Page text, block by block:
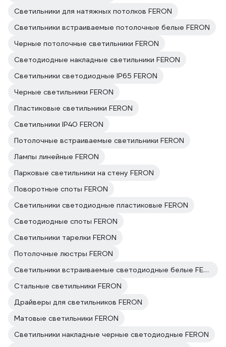
Светильники для натяжных потолков FERON
Светильники встраиваемые потолочные белые FERON
Черные потолочные светильники FERON
Светодиодные накладные светильники FERON
Светильники светодиодные IP65 FERON
Черные светильники FERON
Пластиковые светильники FERON
Светильники IP40 FERON
Потолочные встраиваемые светильники FERON
Лампы линейные FERON
Парковые светильники на стену FERON
Поворотные споты FERON
Светильники светодиодные пластиковые FERON
Светодиодные споты FERON
Светильники тарелки FERON
Потолочные люстры FERON
Светильники встраиваемые светодиодные белые FERON
Стальные светильники FERON
Драйверы для светильников FERON
Матовые светильники FERON
Светильники накладные черные светодиодные FERON